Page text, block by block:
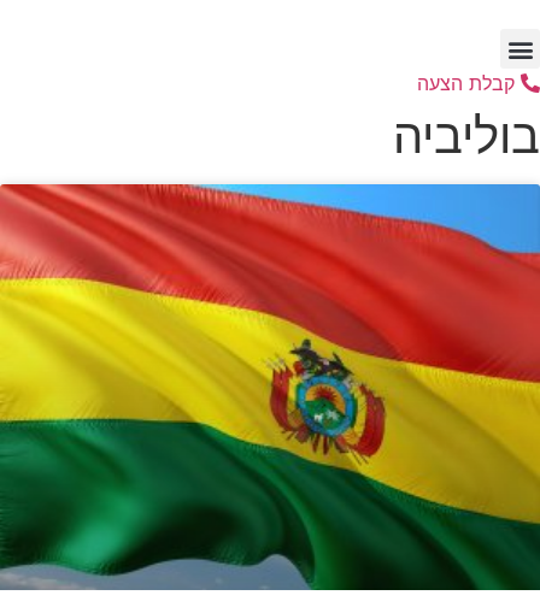
לתוכן
קבלת הצעה
בוליביה